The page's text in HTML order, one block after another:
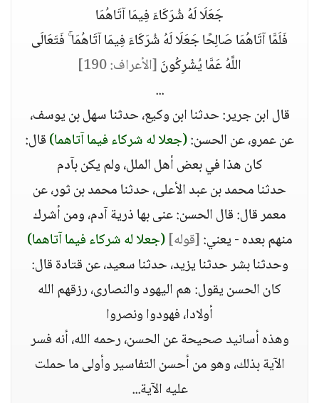
جَعَلَا لَهُ شُرَكَاءَ فِيمَا آتَاهُمَا
فَلَمَّا آتَاهُمَا صَالِحًا جَعَلَا لَهُ شُرَكَاءَ فِيمَا آتَاهُمَا ۚ فَتَعَالَى
اللَّهُ عَمَّا يُشْرِكُونَ[الأعراف: 190]
...
قال ابن جرير: حدثنا ابن وكيع، حدثنا سهل بن يوسف،
عن عمرو، عن الحسن:(جعلا له شركاء فيما آتاهما)قال:
كان هذا في بعض أهل الملل، ولم يكن بآدم
حدثنا محمد بن عبد الأعلى، حدثنا محمد بن ثور، عن
معمر قال: قال الحسن: عنى بها ذرية آدم، ومن أشرك
منهم بعده - يعني:[قوله](جعلا له شركاء فيما آتاهما)
وحدثنا بشر حدثنا يزيد، حدثنا سعيد، عن قتادة قال:
كان الحسن يقول: هم اليهود والنصارى، رزقهم الله
أولادا، فهودوا ونصروا
وهذه أسانيد صحيحة عن الحسن، رحمه الله، أنه فسر
الآية بذلك، وهو من أحسن التفاسير وأولى ما حملت
عليه الآية...